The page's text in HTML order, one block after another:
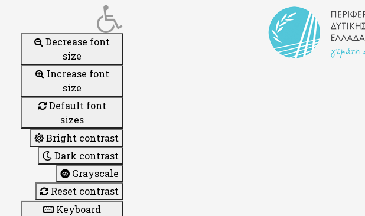
Decrease font
size
Increase font
size
Default font
sizes
Bright contrast
Dark contrast
Grayscale
Reset contrast
Keyboard